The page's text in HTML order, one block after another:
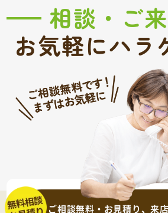
相談・ご
お気軽にハラ
ご相談無料・お見積り、来